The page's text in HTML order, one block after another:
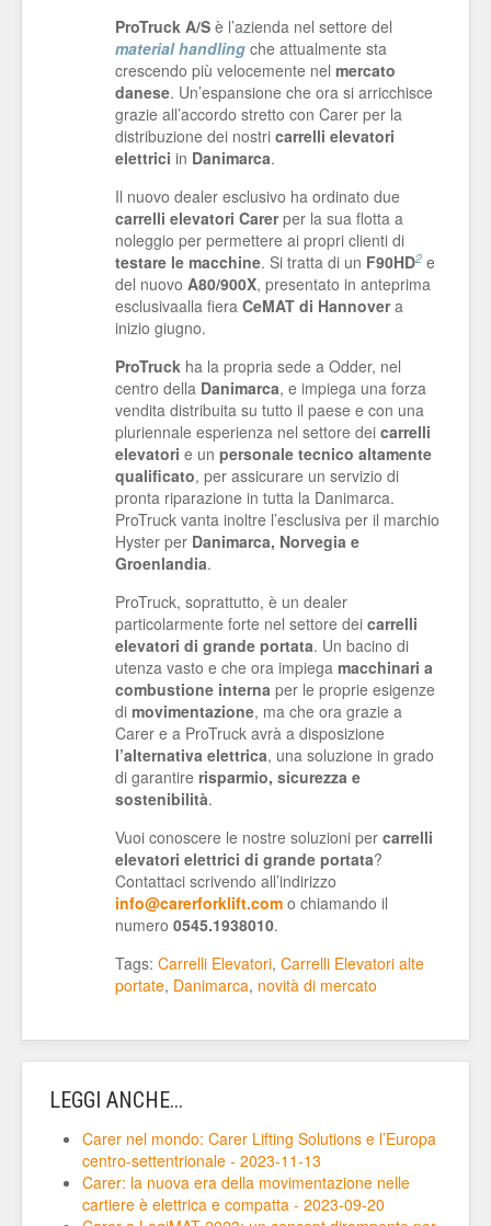
ProTruck A/S è l’azienda nel settore del
material handling che attualmente sta
crescendo più velocemente nel mercato
danese. Un’espansione che ora si arricchisce
grazie all’accordo stretto con Carer per la
distribuzione dei nostri carrelli elevatori
elettrici in Danimarca.
Il nuovo dealer esclusivo ha ordinato due
carrelli elevatori Carerper la sua flotta a
noleggio per permettere ai propri clienti di
testare le macchine. Si tratta di un F90HD2 e
del nuovo A80/900X, presentato in anteprima
esclusivaalla fiera CeMAT di Hannovera
inizio giugno.
ProTruck ha la propria sede a Odder, nel
centro della Danimarca, e impiega una forza
vendita distribuita su tutto il paese e con una
pluriennale esperienza nel settore dei carrelli
elevatori e un personale tecnico altamente
qualificato, per assicurare un servizio di
pronta riparazione in tutta la Danimarca.
ProTruck vanta inoltre l’esclusiva per il marchio
Hyster per Danimarca, Norvegia e
Groenlandia.
ProTruck, soprattutto, è un dealer
particolarmente forte nel settore dei carrelli
elevatori di grande portata. Un bacino di
utenza vasto e che ora impiega macchinari a
combustione interna per le proprie esigenze
di movimentazione, ma che ora grazie a
Carer e a ProTruck avrà a disposizione
l’alternativa elettrica, una soluzione in grado
di garantire risparmio, sicurezza e
sostenibilità.
Vuoi conoscere le nostre soluzioni per carrelli
elevatori elettrici di grande portata?
Contattaci scrivendo all’indirizzo
info@carerforklift.com o chiamando il
numero 0545.1938010.
Tags: Carrelli Elevatori, Carrelli Elevatori alte
portate, Danimarca, novità di mercato
LEGGI ANCHE...
Carer nel mondo: Carer Lifting Solutions e l’Europa
centro-settentrionale - 2023-11-13
Carer: la nuova era della movimentazione nelle
cartiere è elettrica e compatta - 2023-09-20